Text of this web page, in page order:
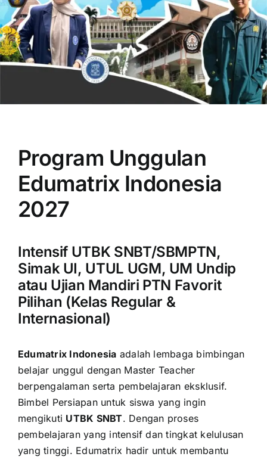
OUR PROGRAM
CONTACT US
Program Unggulan
Edumatrix Indonesia
2027
Intensif UTBK SNBT/SBMPTN,
Simak UI, UTUL UGM, UM Undip
atau Ujian Mandiri PTN Favorit
Pilihan (Kelas Regular &
Internasional)
Edumatrix Indonesia adalah lembaga bimbingan
belajar unggul dengan Master Teacher
berpengalaman serta pembelajaran eksklusif.
Bimbel Persiapan untuk siswa yang ingin
mengikuti UTBK SNBT. Dengan proses
pembelajaran yang intensif dan tingkat kelulusan
yang tinggi. Edumatrix hadir untuk membantu